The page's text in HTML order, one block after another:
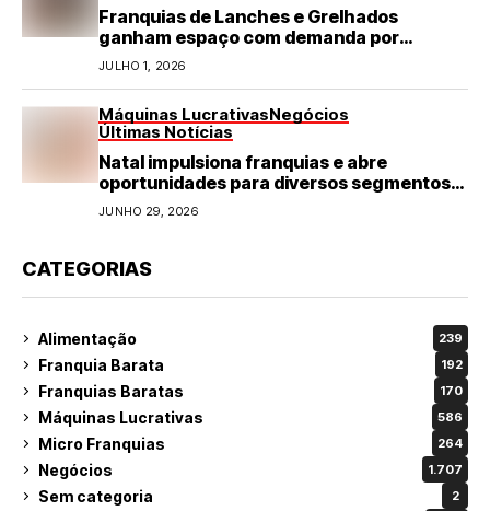
Franquias de Lanches e Grelhados
ganham espaço com demanda por
refeições rápidas e de qualidade
JULHO 1, 2026
Máquinas LucrativasNegócios
Últimas Notícias
Natal impulsiona franquias e abre
oportunidades para diversos segmentos
do varejo
JUNHO 29, 2026
CATEGORIAS
Alimentação 239
Franquia Barata 192
Franquias Baratas 170
Máquinas Lucrativas 586
Micro Franquias 264
Negócios 1.707
Sem categoria 2